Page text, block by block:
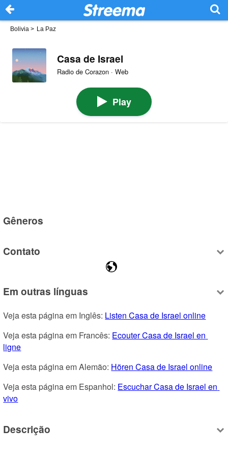
Bolivia > La Paz
Casa de Israel
Radio de Corazon · Web
Play
Gêneros
Contato
Em outras línguas
Veja esta página em Inglês: Listen Casa de Israel online
Veja esta página em Francês: Ecouter Casa de Israel en
ligne
Veja esta página em Alemão: Hören Casa de Israel online
Veja esta página em Espanhol: Escuchar Casa de Israel en
vivo
Descrição